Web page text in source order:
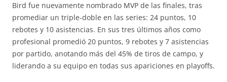
Bird fue nuevamente nombrado MVP de las finales, tras
promediar un triple-doble en las series: 24 puntos, 10
rebotes y 10 asistencias. En sus tres últimos años como
profesional promedió 20 puntos, 9 rebotes y 7 asistencias
por partido, anotando más del 45% de tiros de campo, y
liderando a su equipo en todas sus apariciones en playoffs.